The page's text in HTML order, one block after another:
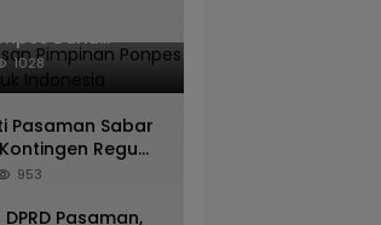
Pesan
Barid
untuk
1028
Pasaman Sabar
Regu
Pasaman
953
Pasaman,